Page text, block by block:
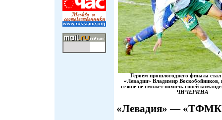
Героем прошлогоднего финала
«Левадии» Владимир Воскобойников,
сезоне не сможет помочь своей
ЧИЧЕРИНА
«Левадия» —